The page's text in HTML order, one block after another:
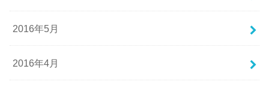
2016年5月
2016年4月